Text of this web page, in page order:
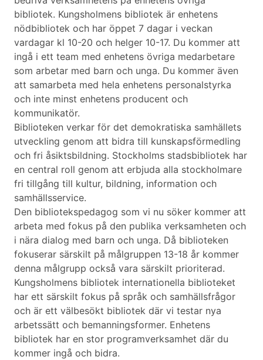
bibliotek. Kungsholmens bibliotek är enhetens
nödbibliotek och har öppet 7 dagar i veckan
vardagar kl 10-20 och helger 10-17. Du kommer att
ingå i ett team med enhetens övriga medarbetare
som arbetar med barn och unga. Du kommer även
att samarbeta med hela enhetens personalstyrka
och inte minst enhetens producent och
kommunikatör.
Biblioteken verkar för det demokratiska samhällets
utveckling genom att bidra till kunskapsförmedling
och fri åsiktsbildning. Stockholms stadsbibliotek har
en central roll genom att erbjuda alla stockholmare
fri tillgång till kultur, bildning, information och
samhällsservice.
Den bibliotekspedagog som vi nu söker kommer att
arbeta med fokus på den publika verksamheten och
i nära dialog med barn och unga. Då biblioteken
fokuserar särskilt på målgruppen 13-18 år kommer
denna målgrupp också vara särskilt prioriterad.
Kungsholmens bibliotek internationella biblioteket
har ett särskilt fokus på språk och samhällsfrågor
och är ett välbesökt bibliotek där vi testar nya
arbetssätt och bemanningsformer. Enhetens
bibliotek har en stor programverksamhet där du
kommer ingå och bidra.